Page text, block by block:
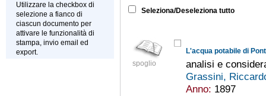
Utilizzare la checkbox di
selezione a fianco di
ciascun documento per
attivare le funzionalità di
stampa, invio email ed
export.
Seleziona/Deseleziona tutto
spoglio
L'acqua potabile di
analisi e
Grassini,
Anno: 1897